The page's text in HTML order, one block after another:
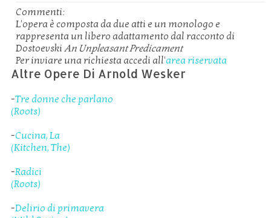
Commenti:
L'opera è composta da due atti e un monologo e
rappresenta un libero adattamento dal racconto di
DostoevskiAn Unpleasant Predicament
Per inviare una richiesta accedi all'area riservata
Altre Opere Di Arnold Wesker
-Tre donne che parlano
(Roots)
-Cucina, La
(Kitchen, The)
-Radici
(Roots)
-Delirio di primavera